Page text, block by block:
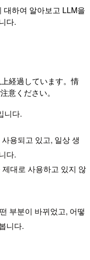
대하여 알아보고 LLM을
다.
経過しています。情
意ください。
니다.
용되고 있고, 일상 생
다.
대로 사용하고 있지 않
부분이 바뀌었고, 어떻
니다.